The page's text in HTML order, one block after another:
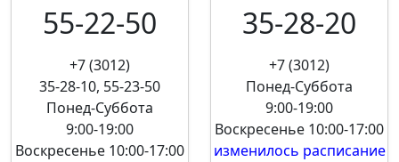
55-22-50
+7 (3012)
35-28-10, 55-23-50
Понед-Суббота
9:00-19:00
Воскресенье 10:00-17:00
35-28-20
+7 (3012)
Понед-Суббота
9:00-19:00
Воскресенье 10:00-17:00
изменилось расписание